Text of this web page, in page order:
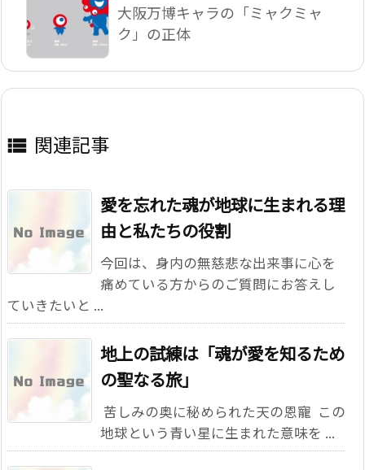
大阪万博キャラの「ミャクミャ
ク」の正体
 関連記事
愛を忘れた魂が地球に生まれる理
由と私たちの役割
今回は、身内の無慈悲な出来事に心を
痛めている方からのご質問にお答えし
ていきたいと ...
地上の試練は「魂が愛を知るため
の聖なる旅」
―― 苦しみの奥に秘められた天の恩寵 ―― この
地球という青い星に生まれた意味を ...